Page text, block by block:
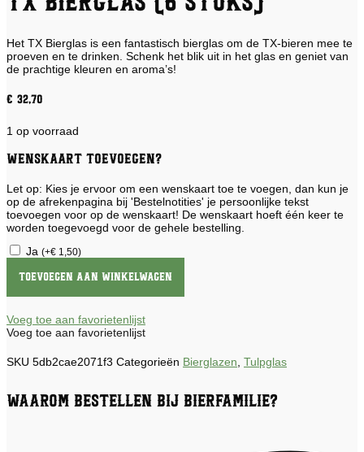
Het TX Bierglas is een fantastisch bierglas om de TX-bieren mee te
proeven en te drinken. Schenk het blik uit in het glas en geniet van
de prachtige kleuren en aroma’s!
€ 32,70
1 op voorraad
Wenskaart toevoegen?
Let op: Kies je ervoor om een wenskaart toe te voegen, dan kun je
op de afrekenpagina bij 'Bestelnotities' je persoonlijke tekst
toevoegen voor op de wenskaart! De wenskaart hoeft één keer te
worden toegevoegd voor de gehele bestelling.
Ja (+€ 1,50)
Bierglas
aantal
Toevoegen aan winkelwagen
Voeg toe aan favorietenlijst
Voeg toe aan favorietenlijst
SKU 5db2cae2071f3 Categorieën Bierglazen, Tulpglas
Waarom bestellen bij Bierfamilie?